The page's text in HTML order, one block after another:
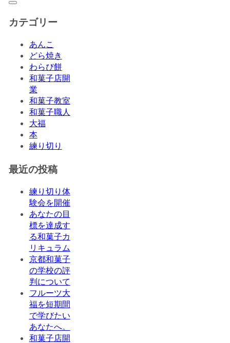
カテゴリー
あんこ
どら焼き
わらび餅
和菓子店開
業
和菓子教室
和菓子職人
大福
本
練り切り
最近の投稿
練り切り体
験会を開催
あなたの目
標を達成す
る和菓子カ
リキュラム
京都和菓子
の学校の評
判について
フルーツ大
福を短期間
で学びたい
あなたへ。
和菓子店開